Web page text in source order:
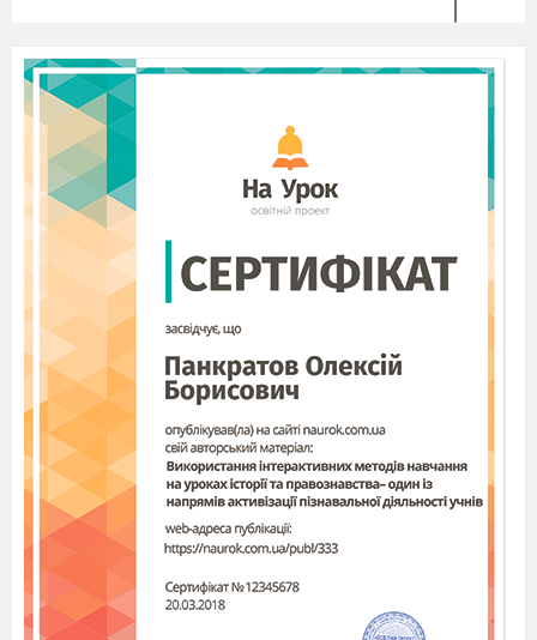
(Слайд 6) Комп’ютерна модель
інформаційна модель, реалізована з допомогою
комп’ютера.
(Слайд 7)